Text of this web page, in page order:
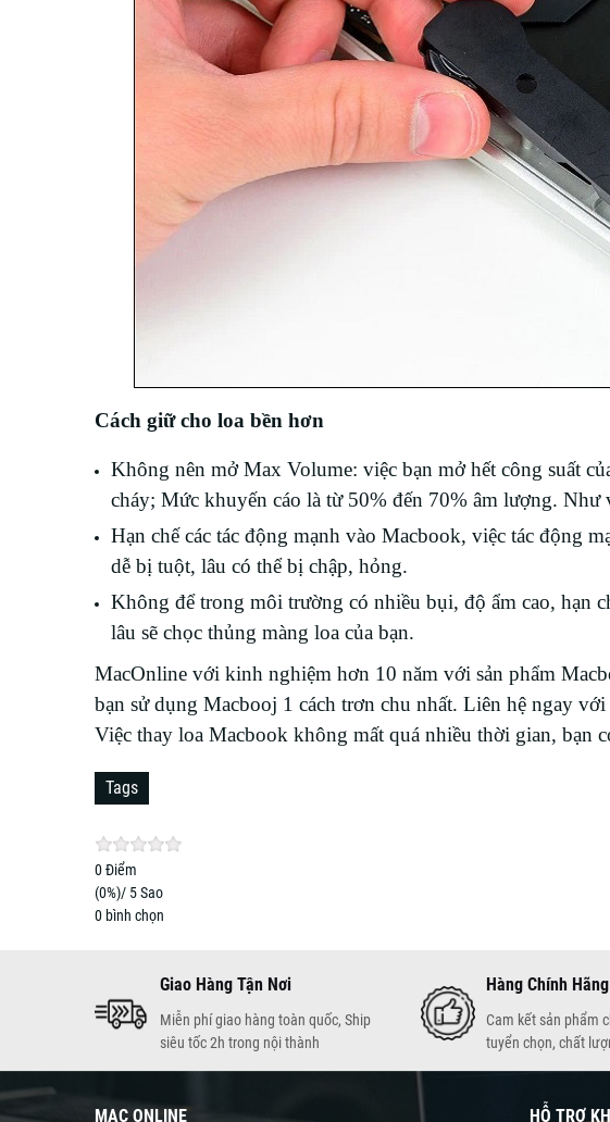
Cách giữ cho loa bền hơn
Không nên mở Max Volume: việc bạn mở hết công suất
cháy; Mức khuyến cáo là từ 50% đến 70% âm lượng. Như
Hạn chế các tác động mạnh vào Macbook, việc tác động
dễ bị tuột, lâu có thể bị chập, hỏng.
Không để trong môi trường có nhiều bụi, độ ẩm cao, hạn
lâu sẽ chọc thủng màng loa của bạn.
MacOnline với kinh nghiệm hơn 10 năm với sản phẩm
bạn sử dụng Macbooj 1 cách trơn chu nhất. Liên hệ ngay
Việc thay loa Macbook không mất quá nhiều thời gian, bạn
Tags
0Điểm
(0%)/ 5 Sao
0 bình chọn
Giao Hàng Tận Nơi
Miễn phí giao hàng toàn quốc, Ship
siêu tốc 2h trong nội thành
Hàng Chính
Cam kết sản phẩm
tuyển chọn, chất
MAC ONLINE HỖ TRỢ